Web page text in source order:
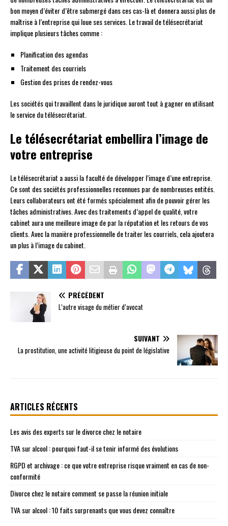
bon moyen d’éviter d’être submergé dans ces cas-là et donnera aussi plus de
maîtrise à l’entreprise qui loue ses services. Le travail de télésecrétariat
implique plusieurs tâches comme :
Planification des agendas
Traitement des courriels
Gestion des prises de rendez-vous
Les sociétés qui travaillent dans le juridique auront tout à gagner en utilisant
le service du télésecrétariat.
Le télésecrétariat embellira l’image de
votre entreprise
Le télésecrétariat a aussi la faculté de développer l’image d’une entreprise.
Ce sont des sociétés professionnelles reconnues par de nombreuses entités.
Leurs collaborateurs ont été formés spécialement afin de pouvoir gérer les
tâches administratives. Avec des traitements d’appel de qualité, votre
cabinet aura une meilleure image de par la réputation et les retours de vos
clients. Avec la manière professionnelle de traiter les courriels, cela ajoutera
un plus à l’image du cabinet.
PRÉCÉDENT
L’autre visage du métier d’avocat
SUIVANT
La prostitution, une activité litigieuse du point de législative
ARTICLES RÉCENTS
Les avis des experts sur le divorce chez le notaire
TVA sur alcool : pourquoi faut-il se tenir informé des évolutions
RGPD et archivage : ce que votre entreprise risque vraiment en cas de non-
conformité
Divorce chez le notaire comment se passe la réunion initiale
TVA sur alcool : 10 faits surprenants que vous devez connaître